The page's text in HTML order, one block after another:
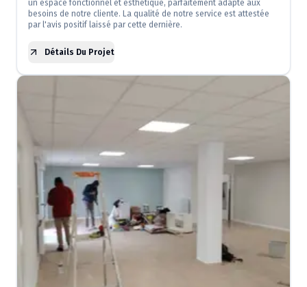
un espace fonctionnel et esthétique, parfaitement adapté aux
besoins de notre cliente. La qualité de notre service est attestée
par l'avis positif laissé par cette dernière.
Détails Du Projet